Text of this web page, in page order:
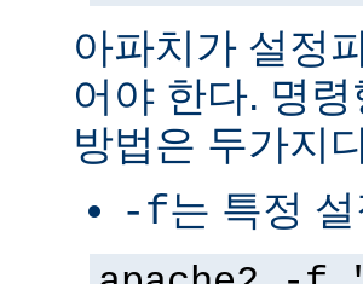
아파치가 설정
어야 한다. 명
방법은 두가지
-f는 특정